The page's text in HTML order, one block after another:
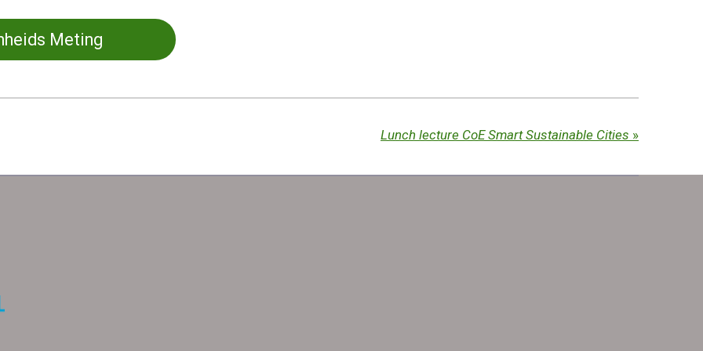
Meting
Lunch lecture CoE Smart Sustainable Cities »